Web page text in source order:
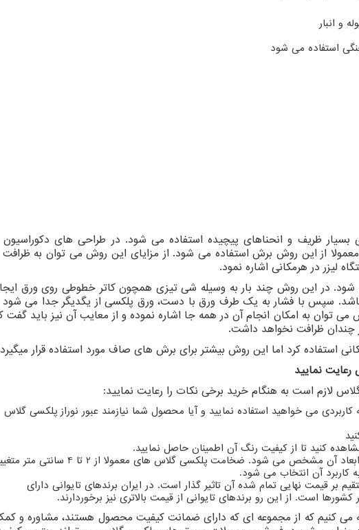
و انبار
استفاده می شود
ظریف و انحناهای پیچیده استفاده می شود. در طراحی های
از این روش برش استفاده می شود. از مزایای این روش می توان به
لیزر در هرمکانی اشاره نمود.
در این روش چند بار به وسیله شی تیزی همچون کاتر خطوطی روی ورق
خطوط باید بین 1 تا 3 میلیمتر باشد. سپس با فشار به یک طرف ورق با دست، ورق پلکسی از یگدیگر جدا می
توان به امکان انجام آن در همه جا اشاره نموده و از معایب آن نیز باید گفت
چندان ظرافت نخواهد داشت.
استفاده کرد اما این روش بیشتر برای برش های صاف مورد استفاده قرار
نمایید
لازم است به هنگام خرید برخی نکات را رعایت نمایید:
می خواهید استفاده نمایید و آیا محصول شما نیازمند عبور نوراز پلکسی گلاس
کنید تا از کیفیت رنگ آن اطمینان حاصل نمایید.
قیمت پلکسی گلاس با توجه به ضخامت و ابعاد آن مشخص می شود. ضخامت پلکسی گلاس های معمولا از 2 تا 4 سانتی
کاربرد آن انتخاب می شود.
بر قیمت نهایی تمام شده آن تاثیر گذار است. در ایران برندهای تایوانی دارای
است. از این رو برندهای تایوانی از قیمت بالاتری نیز برخوردارند.
می کنیم که از مجموعه ای که دارای ضمانت کیفیت محصول هستند، مشاوره و